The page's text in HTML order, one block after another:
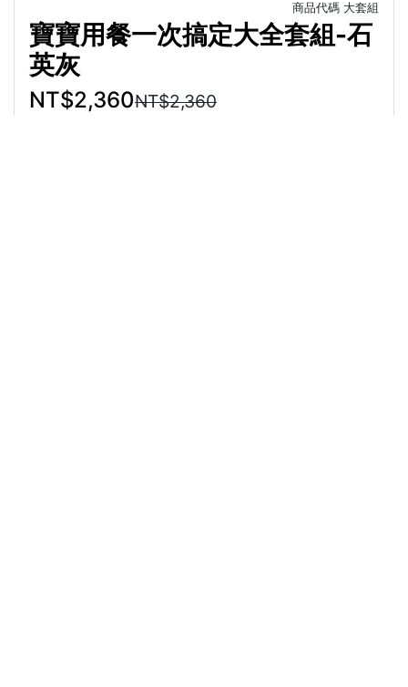
商品代碼 大套組
寶寶用餐一次搞定大全套組-石
英灰
NT$2,360NT$2,360